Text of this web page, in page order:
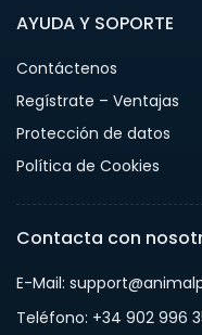
AYUDA Y SOPORTE
Contáctenos
Regístrate – Ventajas
Protección de datos
Política de Cookies
Contacta con
E-Mail:
Teléfono: +34 902 996